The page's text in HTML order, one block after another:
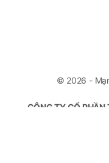
© 2026 -
CÔNG TY CỔ PHẦN